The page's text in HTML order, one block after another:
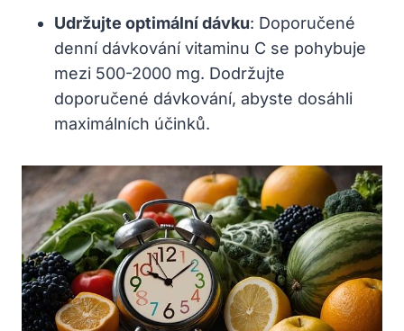
Udržujte‍ optimální dávku: Doporučené
denní ⁤dávkování vitaminu C se pohybuje
mezi 500-2000 mg. Dodržujte
doporučené dávkování, abyste dosáhli
maximálních účinků.